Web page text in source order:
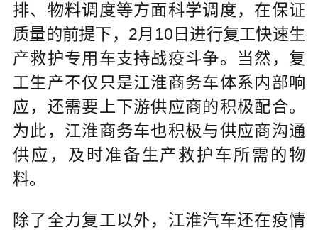
排、物料调度等方面科学调度，在保证
质量的前提下，2月10日进行复工快速生
产救护专用车支持战疫斗争。当然，复
工生产不仅只是江淮商务车体系内部响
应，还需要上下游供应商的积极配合。
为此，江淮商务车也积极与供应商沟通
供应，及时准备生产救护车所需的物
料。
除了全力复工以外，江淮汽车还在疫情